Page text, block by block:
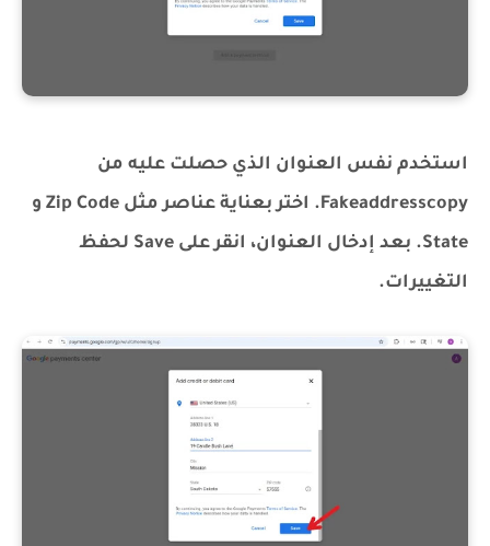
استخدم نفس العنوان الذي حصلت عليه من
Fakeaddresscopy. اختر بعناية عناصر مثل Zip Code و
State. بعد إدخال العنوان، انقر على Save لحفظ
التغييرات.